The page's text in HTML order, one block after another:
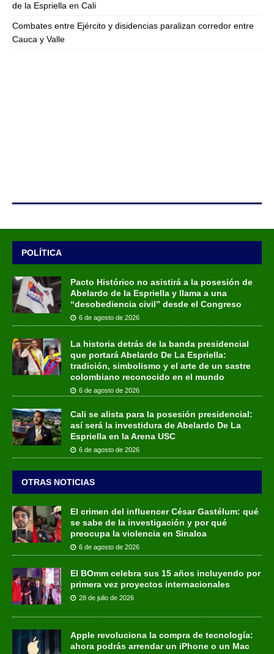
de la Espriella en Cali
Combates entre Ejército y disidencias paralizan corredor entre
Cauca y Valle
POLÍTICA
Pacto Histórico no asistirá a la posesión de
Abelardo de la Espriella y llama a una
“desobediencia civil” desde el Congreso
6 de agosto de 2026
La historia detrás de la banda presidencial
que portará Abelardo De La Espriella:
tradición, simbolismo y el arte de un sastre
colombiano reconocido en el mundo
6 de agosto de 2026
Cali se alista para la posesión presidencial:
así será la investidura de Abelardo De La
Espriella en la Arena USC
6 de agosto de 2026
OTRAS NOTICIAS
El crimen del influencer César Gastélum: qué
se sabe de la investigación y por qué
preocupa la violencia en Sinaloa
6 de agosto de 2026
El BOmm celebra sus 15 años incluyendo por
primera vez proyectos internacionales
28 de julio de 2026
Apple revoluciona la compra de tecnología:
ahora podrás arrendar un iPhone o un Mac